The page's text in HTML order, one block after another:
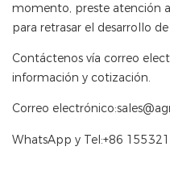
momento, preste atención
para retrasar el desarrollo de
Contáctenos vía correo
información y cotización.
Correo
WhatsApp y Tel:+86